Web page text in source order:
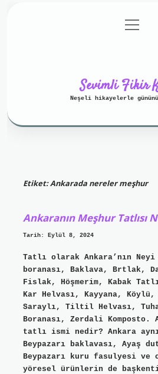
Gizlilik
menüyü
aç
Sevimli Fikir
Neşeli hikayelerle
Etiket:Ankarada nereler meşhur
Ankaranın Meşhur Tatlısı
Tarih: Eylül 8, 2024
Tatlı olarak Ankara’nın Neyi
boranası, Baklava, Brtlak,
Fislak, Höşmerim, Kabak
Kar Helvası, Kayyana, Köylü,
Saraylı, Tiltil Helvası,
Boranası, Zerdali Komposto.
tatlı ismi nedir? Ankara aynı
Beypazarı baklavası, Ayaş
Beypazarı kuru fasulyesi
yöresel ürünlerin de